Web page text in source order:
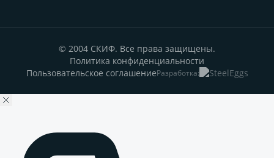
© 2004 СКИФ. Все права защищены.
Политика конфиденциальности
Пользовательское соглашениеРазработка: